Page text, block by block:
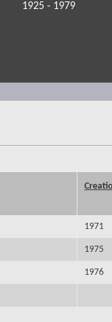
1925 - 1979
1971
1975
1976